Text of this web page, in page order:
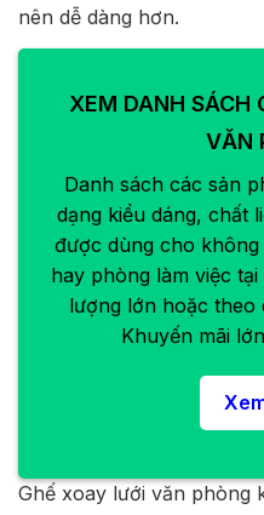
nên dễ dàng hơn.
XEM DANH SÁCH
VĂN
Danh sách các sản
dạng kiểu dáng, chất
được dùng cho
hay phòng làm việc
lượng lớn hoặc theo
Khuyến mãi
Ghế xoay lưới văn phòng